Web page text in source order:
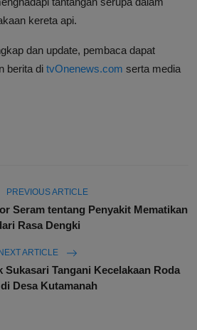
kereta api.
dan update, pembaca dapat
berita di tvOnenews.com serta media
PREVIOUS ARTICLE
Seram tentang Penyakit Mematikan
Rasa Dengki
NEXT ARTICLE
Sukasari Tangani Kecelakaan Roda
Desa Kutamanah